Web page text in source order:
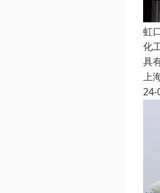
虹
化
具
上
24-